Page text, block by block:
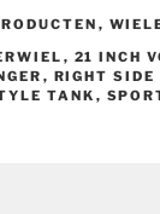
,
, 21 INCH
, RIGHT SIDE
TANK ,